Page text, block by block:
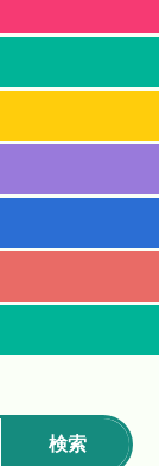
検索